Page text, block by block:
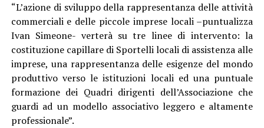
“L’azione di sviluppo della rappresentanza delle attività
commerciali e delle piccole imprese locali –puntualizza
Ivan Simeone- verterà su tre linee di intervento: la
costituzione capillare di Sportelli locali di assistenza alle
imprese, una rappresentanza delle esigenze del mondo
produttivo verso le istituzioni locali ed una puntuale
formazione dei Quadri dirigenti dell’Associazione che
guardi ad un modello associativo leggero e altamente
professionale”.